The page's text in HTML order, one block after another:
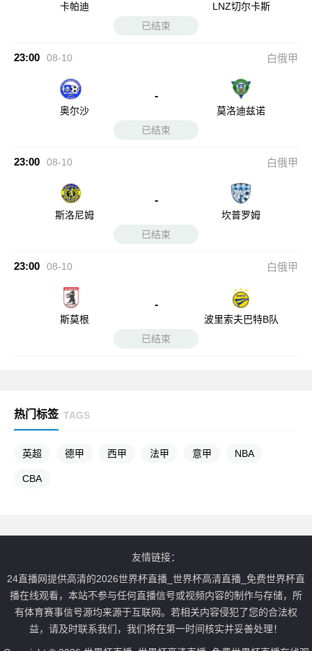
卡帕迪
LNZ切尔卡斯
已结束
23:00 08-10 白俄甲
奥尔沙
-
莫洛迪兹诺
已结束
23:00 08-10 白俄甲
斯洛尼姆
-
坎普罗姆
已结束
23:00 08-10 白俄甲
斯莫根
-
波里索夫巴特B队
已结束
热门标签 TAGS
英超 德甲 西甲 法甲 意甲 NBA
CBA
友情链接：
24直播网提供高清的2026世界杯直播_世界杯高清直播_免费世界杯直
播在线观看，本站不参与任何直播信号或视频内容的制作与存储，所
有体育赛事信号源均来源于互联网。若相关内容侵犯了您的合法权
益，请及时联系我们，我们将在第一时间核实并妥善处理！